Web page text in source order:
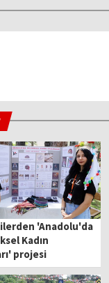
'Anadolu'da
Kadın
projesi